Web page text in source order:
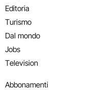
Editoria
Turismo
Dal mondo
Jobs
Television
Abbonamenti